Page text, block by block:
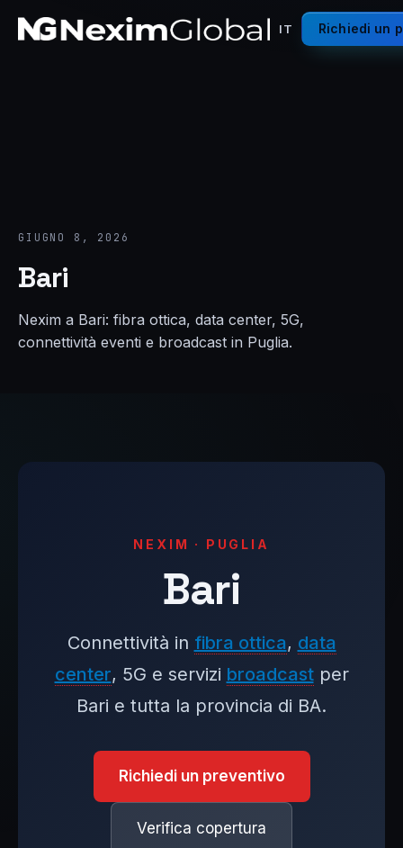
IT Richiedi un
GIUGNO 8, 2026
Bari
Nexim a Bari: fibra ottica, data center, 5G,
connettività eventi e broadcast in Puglia.
NEXIM · PUGLIA
Bari
Connettività in fibra ottica, data
center, 5G e servizi broadcastper
Bari e tutta la provincia di BA.
Richiedi un preventivo
Verifica copertura